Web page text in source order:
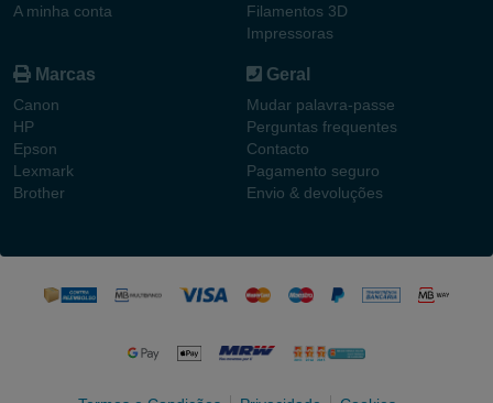
A minha conta
Filamentos 3D
Impressoras
Marcas
Canon
HP
Epson
Lexmark
Brother
Geral
Mudar palavra-passe
Perguntas frequentes
Contacto
Pagamento seguro
Envio & devoluções